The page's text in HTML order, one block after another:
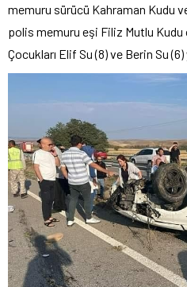
memuru sürücü Kahraman Kudu
polis memuru eşi Filiz Mutlu Kudu
Çocukları Elif Su (8) ve Berin Su (6)